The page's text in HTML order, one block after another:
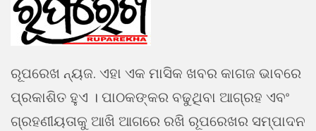
ରୂପରେଖ ନ୍ୟଜ. ଏହା ଏକ ମାସିକ ଖବର କାଗଜ ଭାବରେ
ପ୍ରକାଶିତ ହୁଏ । ପାଠକଙ୍କର ବଢୁଥିବା ଆଗ୍ରହ ଏବଂ
ଗ୍ରହଣୀୟତାକୁ ଆଖି ଆଗରେ ରଖି ରୂପରେଖର ସମ୍ପାଦନ